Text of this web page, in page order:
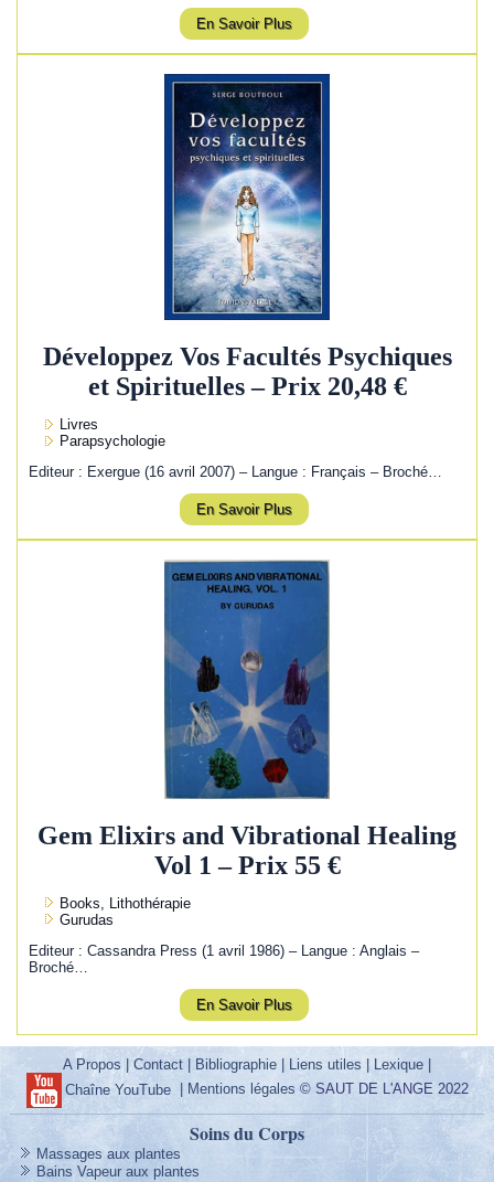
En Savoir Plus
Développez Vos Facultés Psychiques
et Spirituelles – Prix 20,48 €
Livres
Parapsychologie
Editeur : Exergue (16 avril 2007) – Langue : Français – Broché…
En Savoir Plus
Gem Elixirs and Vibrational Healing
Vol 1 – Prix 55 €
Books, Lithothérapie
Gurudas
Editeur : Cassandra Press (1 avril 1986) – Langue : Anglais –
Broché…
En Savoir Plus
A Propos |Contact | Bibliographie | Liens utiles| Lexique |
Chaîne YouTube| Mentions légales © SAUT DE L'ANGE 2022
Soins du Corps
Massages aux plantes
Bains Vapeur aux plantes